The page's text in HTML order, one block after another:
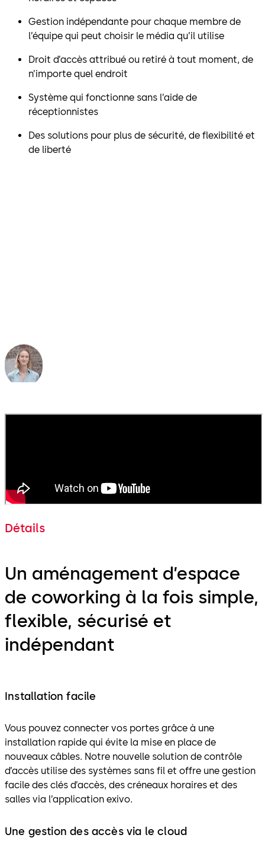
Gestion indépendante pour chaque membre de
l’équipe qui peut choisir le média qu’il utilise
Droit d’accès attribué ou retiré à tout moment, de
n’importe quel endroit
Système qui fonctionne sans l’aide de
réceptionnistes
Des solutions pour plus de sécurité, de flexibilité et
de liberté
Détails
Un aménagement d’espace
de coworking à la fois simple,
flexible, sécurisé et
indépendant
Installation facile
Vous pouvez connecter vos portes grâce à une
installation rapide qui évite la mise en place de
nouveaux câbles. Notre nouvelle solution de contrôle
d’accès utilise des systèmes sans fil et offre une gestion
facile des clés d’accès, des créneaux horaires et des
salles via l’application exivo.
Une gestion des accès via le cloud